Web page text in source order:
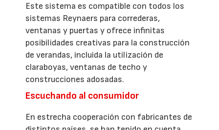
Este sistema es compatible con todos los
sistemas Reynaers para correderas,
ventanas y puertas y ofrece infinitas
posibilidades creativas para la construcción
de verandas, incluida la utilización de
claraboyas, ventanas de techo y
construcciones adosadas.
Escuchando al consumidor
En estrecha cooperación con fabricantes de